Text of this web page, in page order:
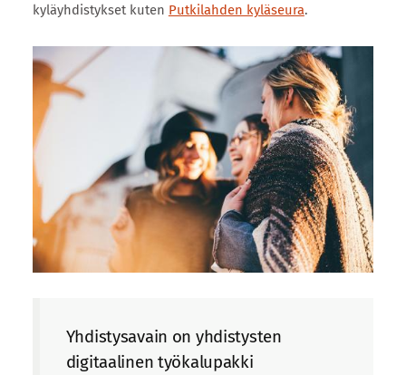
kyläyhdistykset kuten Putkilahden kyläseura.
Yhdistysavain on yhdistysten
digitaalinen työkalupakki